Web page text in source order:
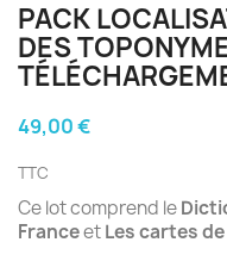
PACK
DES
49,00 €
TTC
Ce lot comprend le
FranceetLes cartes